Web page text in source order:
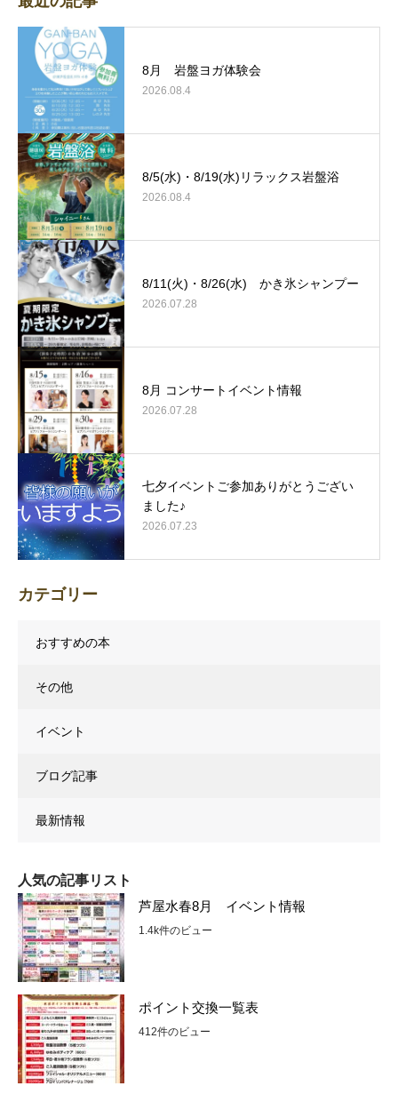
8月 岩盤ヨガ体験会
2026.08.4
8/5(水)・8/19(水)リラックス岩盤浴
2026.08.4
8/11(火)・8/26(水) かき氷シャンプー
2026.07.28
8月 コンサートイベント情報
2026.07.28
七夕イベントご参加ありがとうござい
ました♪
2026.07.23
カテゴリー
おすすめの本
その他
イベント
ブログ記事
最新情報
人気の記事リスト
芦屋水春8月 イベント情報
1.4k件のビュー
ポイント交換一覧表
412件のビュー